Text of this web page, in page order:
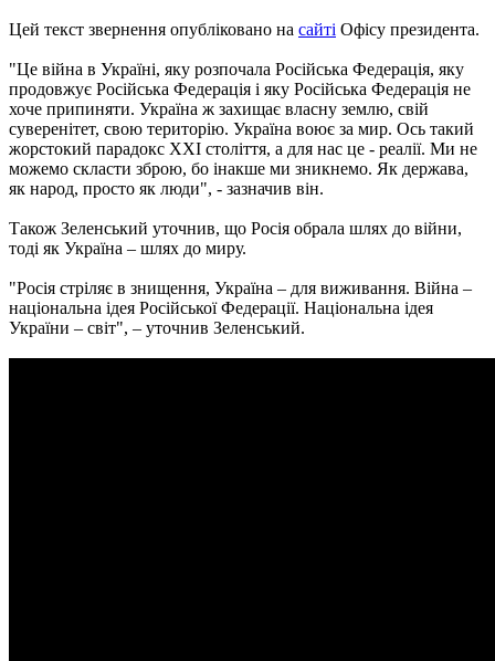
Цей текст звернення опубліковано на сайті Офісу президента.
"Це війна в Україні, яку розпочала Російська Федерація, яку
продовжує Російська Федерація і яку Російська Федерація не
хоче припиняти. Україна ж захищає власну землю, свій
суверенітет, свою територію. Україна воює за мир. Ось такий
жорстокий парадокс ХХІ століття, а для нас це - реалії. Ми не
можемо скласти зброю, бо інакше ми зникнемо. Як держава,
як народ, просто як люди", - зазначив він.
Також Зеленський уточнив, що Росія обрала шлях до війни,
тоді як Україна – шлях до миру.
"Росія стріляє в знищення, Україна – для виживання. Війна –
національна ідея Російської Федерації. Національна ідея
України – світ", – уточнив Зеленський.